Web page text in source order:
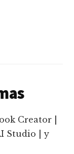
Creator |
Studio | y